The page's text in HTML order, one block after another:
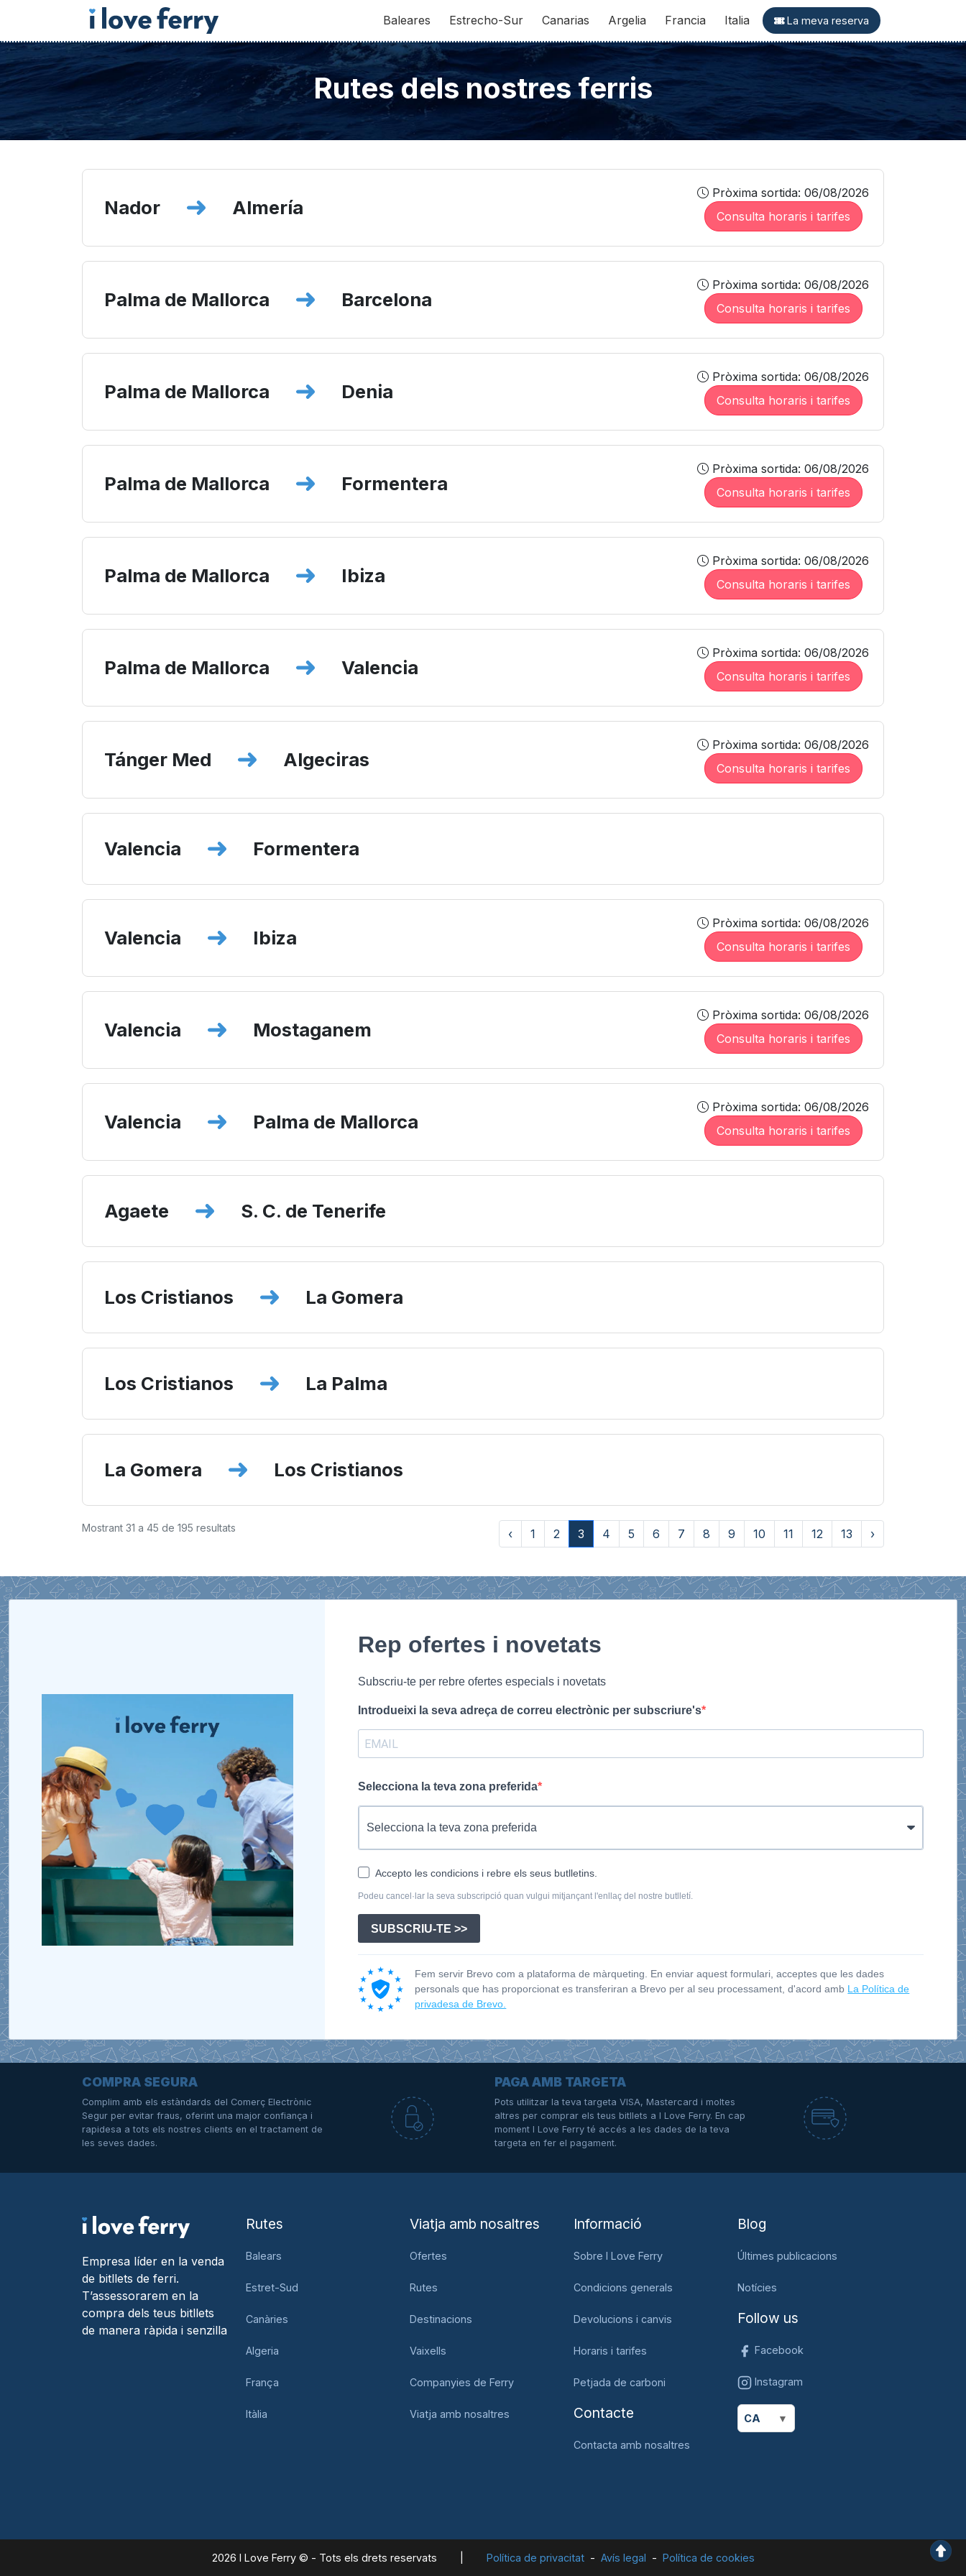
Baleares Estrecho-Sur Canarias Argelia Francia Italia La meva reserva
Rutes dels nostres ferris
Nador Almería
Pròxima sortida: 06/08/2026
Consulta horaris i tarifes
Palma de Mallorca Barcelona
Pròxima sortida: 06/08/2026
Consulta horaris i tarifes
Palma de Mallorca Denia
Pròxima sortida: 06/08/2026
Consulta horaris i tarifes
Palma de Mallorca Formentera
Pròxima sortida: 06/08/2026
Consulta horaris i tarifes
Palma de Mallorca Ibiza
Pròxima sortida: 06/08/2026
Consulta horaris i tarifes
Palma de Mallorca Valencia
Pròxima sortida: 06/08/2026
Consulta horaris i tarifes
Tánger Med Algeciras
Pròxima sortida: 06/08/2026
Consulta horaris i tarifes
Valencia Formentera
Valencia Ibiza
Pròxima sortida: 06/08/2026
Consulta horaris i tarifes
Valencia Mostaganem
Pròxima sortida: 06/08/2026
Consulta horaris i tarifes
Valencia Palma de Mallorca
Pròxima sortida: 06/08/2026
Consulta horaris i tarifes
Agaete S. C. de Tenerife
Los Cristianos La Gomera
Los Cristianos La Palma
La Gomera Los Cristianos
Mostrant 31 a 45 de 195 resultats ‹ 1 2 3 4 5 6 7 8 9 10 11 12 13 ›
Rep ofertes i novetats
Subscriu-te per rebre ofertes especials i novetats
Introdueixi la seva adreça de correu electrònic per subscriure's
Selecciona la teva zona preferida
Accepto les condicions i rebre els seus butlletins.
Podeu cancel·lar la seva subscripció quan vulgui mitjançant l'enllaç del nostre butlletí.
SUBSCRIU-TE >>
Fem servir Brevo com a plataforma de màrqueting. En enviar aquest formulari, acceptes que les dades
personals que has proporcionat es transferiran a Brevo per al seu processament, d'acord amb La Política de
privadesa de Brevo.
COMPRA SEGURA
Complim amb els estàndards del Comerç Electrònic
Segur per evitar fraus, oferint una major confiança i
rapidesa a tots els nostres clients en el tractament de
les seves dades.
PAGA AMB TARGETA
Pots utilitzar la teva targeta VISA, Mastercard i moltes
altres per comprar els teus bitllets a I Love Ferry. En cap
moment I Love Ferry té accés a les dades de la teva
targeta en fer el pagament.
Empresa líder en la venda
de bitllets de ferri.
T’assessorarem en la
compra dels teus bitllets
de manera ràpida i senzilla
Rutes
Balears
Estret-Sud
Canàries
Algeria
França
Itàlia
Viatja amb nosaltres
Ofertes
Rutes
Destinacions
Vaixells
Companyies de Ferry
Viatja amb nosaltres
Informació
Sobre I Love Ferry
Condicions generals
Devolucions i canvis
Horaris i tarifes
Petjada de carboni
Contacte
Contacta amb nosaltres
Blog
Últimes publicacions
Notícies
Follow us
Facebook
Instagram
CA
2026 I Love Ferry © - Tots els drets reservats Política de privacitat Avís legal Política de cookies